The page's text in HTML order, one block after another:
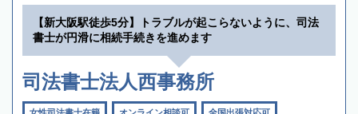
【新大阪駅徒歩5分】トラブルが起こらないように、司法
書士が円滑に相続手続きを進めます
司法書士法人西事務所